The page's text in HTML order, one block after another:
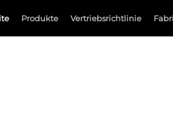
Produkte Vertriebsrichtlinie